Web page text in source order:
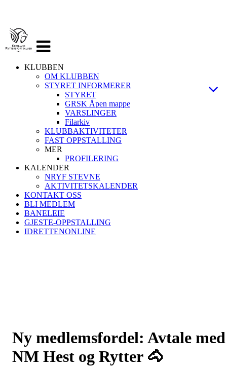
navigasjon
KLUBBEN
OM KLUBBEN
STYRET INFORMERER
STYRET
GRSK Åpen mappe
VARSLINGER
Filarkiv
KLUBBAKTIVITETER
FAST OPPSTALLING
MER
PROFILERING
KALENDER
NRYF STEVNE
AKTIVITETSKALENDER
KONTAKT OSS
BLI MEDLEM
BANELEIE
GJESTE-OPPSTALLING
IDRETTENONLINE
Ny medlemsfordel: Avtale med
NM Hest og Rytter 🐴